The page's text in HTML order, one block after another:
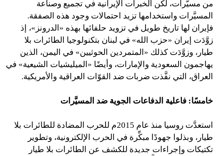
من مسيَّرات، لكن الخبرات الإيرانية في تجميع وصناعة
المسيَّرات واستخدامها تزيد احتمالات وجود هذه الصفقة.
فإيران لها تاريخ طويل في تزويد حلفائها بهذه «الدرونز»، إذ
زوَّدَت إيران «حزب الله» في لبنان بتكنولوجيا الطائرات بلا
طيار، وزوَّدَت كذلك «المتمردين الحوثيين» في اليمن، الذين
يهاجمون السعودية والإمارات، وأيضًا «الميليشيات الشيعية» في
العراق، التي نفَّذت ضربات ضد القوّات العراقية والأمريكية.
خامسًا: فاعلية الدفاعات الجوية ضد المسيَّرات
استعدَّت روسيا منذ عام 2015م للحرب المضادة للطائرات بلا
طيار، وبذلوا جهودًا مبكِّرة في الحرب الإلكترونية، وتطوير
تكتيكات وإجراءات جديدة للكشف عن الطائرات بلا طيار